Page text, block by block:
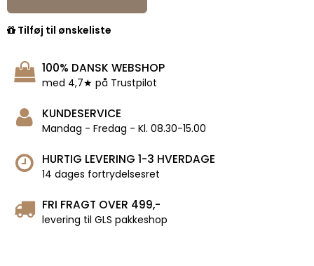
Tilføj til ønskeliste
FRI FRAGT OVER 499,-
levering til GLS pakkeshop
HURTIG LEVERING 1-3 HVERDAGE
14 dages fortrydelsesret
KUNDESERVICE
Mandag - Fredag - Kl. 08.30-15.00
100% DANSK WEBSHOP
med 4,7★ på Trustpilot